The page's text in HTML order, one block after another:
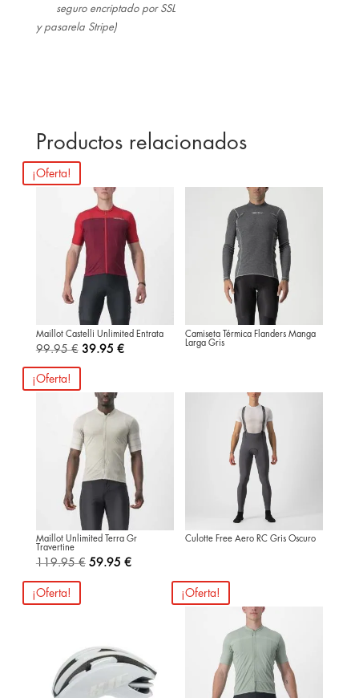
seguro encriptado por SSL
y pasarela Stripe)
Productos relacionados
¡Oferta!
Maillot Castelli Unlimited Entrata
99.95 € El
precio
original
era:
99.95 €.
39.95 €El
es:
39.95 €.
Camiseta Térmica Flanders Manga
Larga Gris
¡Oferta!
Maillot Unlimited Terra Gr
Travertine
119.95 € El
119.95 €.
59.95 €El
Culotte Free Aero RC Gris Oscuro
¡Oferta! ¡Oferta!